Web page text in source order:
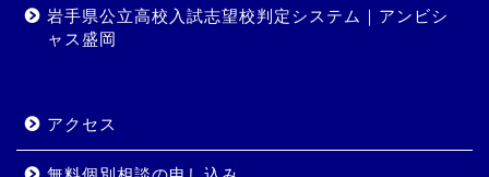
岩手県公立高校入試志望校判定システム｜アンビシ
ャス盛岡
アクセス
コース・料金
岩手県公立高校入試志望校
判定システム｜アンビシャ